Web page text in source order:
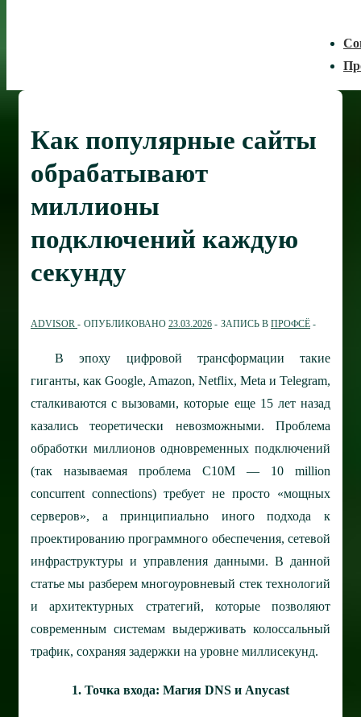
Как популярные сайты
обрабатывают
миллионы
подключений каждую
секунду
ADVISOR ОПУБЛИКОВАНО 23.03.2026 ЗАПИСЬ В ПРОФСЁ
В эпоху цифровой трансформации такие
гиганты, как Google, Amazon, Netflix, Meta и Telegram,
сталкиваются с вызовами, которые еще 15 лет назад
казались теоретически невозможными. Проблема
обработки миллионов одновременных подключений
(так называемая проблема C10M — 10 million
concurrent connections) требует не просто «мощных
серверов», а принципиально иного подхода к
проектированию программного обеспечения, сетевой
инфраструктуры и управления данными. В данной
статье мы разберем многоуровневый стек технологий
и архитектурных стратегий, которые позволяют
современным системам выдерживать колоссальный
трафик, сохраняя задержки на уровне миллисекунд.
1. Точка входа: Магия DNS и Anycast